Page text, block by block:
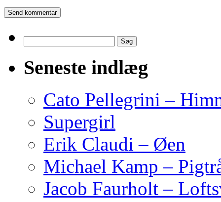
efter:
Seneste indlæg
Cato Pellegrini –
Supergirl
Erik Claudi – Øen
Michael Kamp –
Jacob Faurholt –